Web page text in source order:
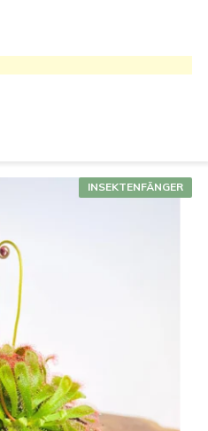
INSEKTENFÄNGER